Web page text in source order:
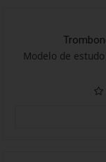
Modelo de